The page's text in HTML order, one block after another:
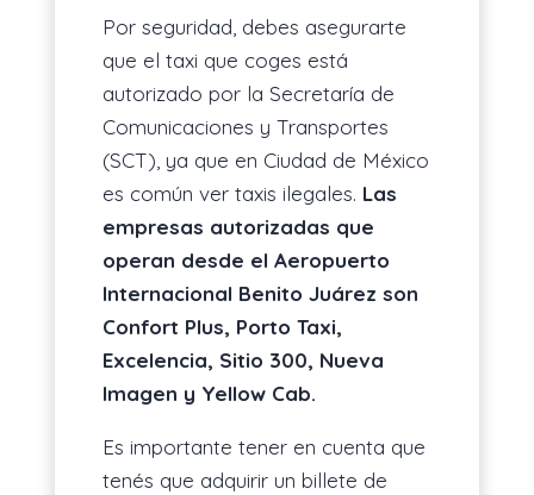
Por seguridad, debes asegurarte
que el taxi que coges está
autorizado por la Secretaría de
Comunicaciones y Transportes
(SCT), ya que en Ciudad de México
es común ver taxis ilegales. Las
empresas autorizadas que
operan desde el Aeropuerto
Internacional Benito Juárez son
Confort Plus, Porto Taxi,
Excelencia, Sitio 300, Nueva
Imagen y Yellow Cab.
Es importante tener en cuenta que
tenés que adquirir un billete de